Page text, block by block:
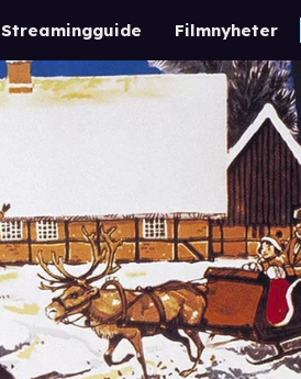
Streamingguide Filmnyheter